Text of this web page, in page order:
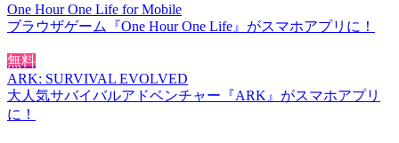
One Hour One Life for Mobile
ブラウザゲーム『One Hour One Life』がスマホアプリに！
無料
ARK: SURVIVAL EVOLVED
大人気サバイバルアドベンチャー『ARK』がスマホアプリ
に！